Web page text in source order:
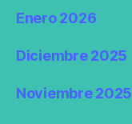
Enero 2026
Diciembre 2025
Noviembre 2025